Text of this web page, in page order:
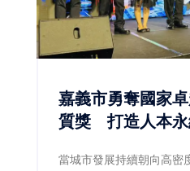
嘉義市勇奪國家
質獎 打造人本永
當城市發展持續朝向高密